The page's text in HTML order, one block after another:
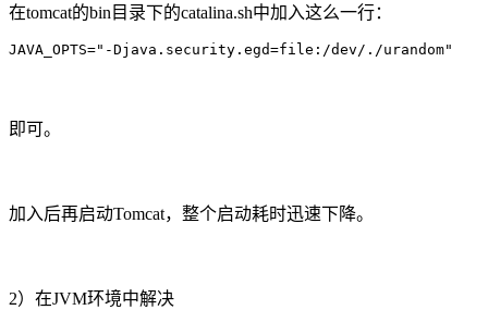
在tomcat的bin目录下的catalina.sh中加入这么一行：
JAVA_OPTS="-Djava.security.egd=file:/dev/./urandom"
即可。
加入后再启动Tomcat，整个启动耗时迅速下降。
2）在JVM环境中解决